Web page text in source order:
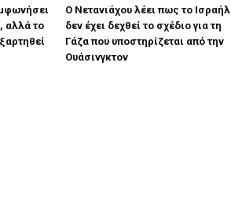
αλλά το
Ο Νετανιάχου λέει πως το Ισραήλ
δεν έχει δεχθεί το σχέδιο για τη
Γάζα που υποστηρίζεται από την
Ουάσινγκτον